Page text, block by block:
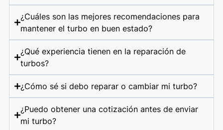
¿Cuáles son las mejores recomendaciones para
mantener el turbo en buen estado?
¿Qué experiencia tienen en la reparación de
turbos?
¿Cómo sé si debo reparar o cambiar mi turbo?
¿Puedo obtener una cotización antes de enviar
mi turbo?